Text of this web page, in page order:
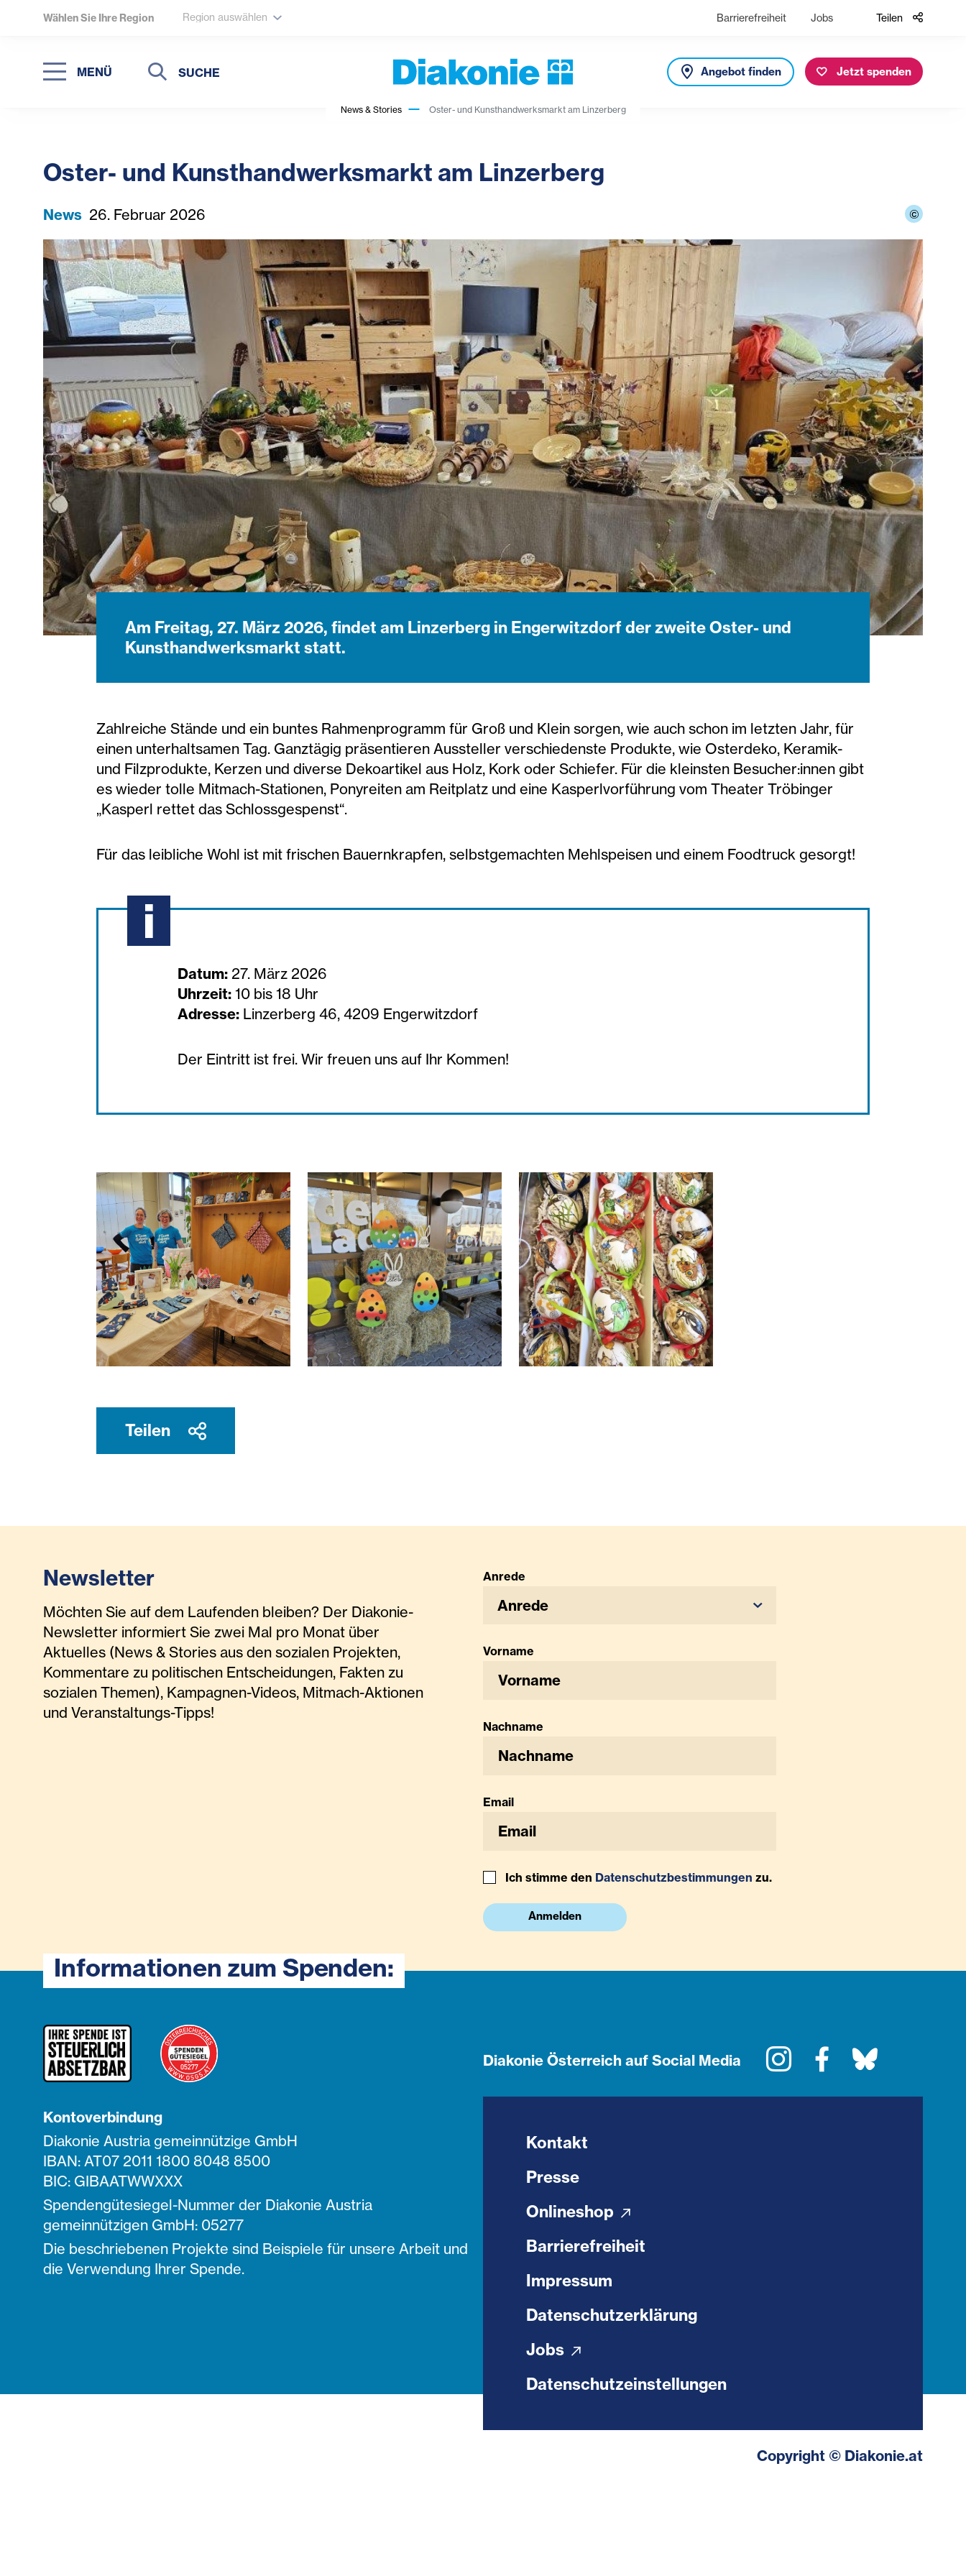
Wählen Sie Ihre Region Region auswählen Barrierefreiheit Jobs Teilen
MENÜ
Suche
Suche
Angebot finden Jetzt spenden
News & Stories Oster- und Kunsthandwerksmarkt am Linzerberg
Oster- und Kunsthandwerksmarkt am Linzerberg
News 26. Februar 2026 ©
Am Freitag, 27. März 2026, findet am Linzerberg in Engerwitzdorf der zweite Oster- und
Kunsthandwerksmarkt statt.
Zahlreiche Stände und ein buntes Rahmenprogramm für Groß und Klein sorgen, wie auch schon im letzten Jahr, für
einen unterhaltsamen Tag. Ganztägig präsentieren Aussteller verschiedenste Produkte, wie Osterdeko, Keramik-
und Filzprodukte, Kerzen und diverse Dekoartikel aus Holz, Kork oder Schiefer. Für die kleinsten Besucher:innen gibt
es wieder tolle Mitmach-Stationen, Ponyreiten am Reitplatz und eine Kasperlvorführung vom Theater Tröbinger
„Kasperl rettet das Schlossgespenst“.
Für das leibliche Wohl ist mit frischen Bauernkrapfen, selbstgemachten Mehlspeisen und einem Foodtruck gesorgt!
Datum: 27. März 2026
Uhrzeit:10 bis 18 Uhr
Adresse: Linzerberg 46, 4209 Engerwitzdorf
Der Eintritt ist frei. Wir freuen uns auf Ihr Kommen!
Teilen
Newsletter
Möchten Sie auf dem Laufenden bleiben? Der Diakonie-
Newsletter informiert Sie zwei Mal pro Monat über
Aktuelles (News & Stories aus den sozialen Projekten,
Kommentare zu politischen Entscheidungen, Fakten zu
sozialen Themen), Kampagnen-Videos, Mitmach-Aktionen
und Veranstaltungs-Tipps!
Anrede
Anrede
Vorname
Nachname
Email
Ich stimme den Datenschutzbestimmungen zu.
Anmelden
Informationen zum Spenden:
Kontoverbindung
Diakonie Austria gemeinnützige GmbH
IBAN: AT07 2011 1800 8048 8500
BIC: GIBAATWWXXX
Spendengütesiegel-Nummer der Diakonie Austria
gemeinnützigen GmbH: 05277
Die beschriebenen Projekte sind Beispiele für unsere Arbeit und
die Verwendung Ihrer Spende.
Diakonie Österreich auf Social Media InstagramFacebook
Kontakt
Presse
Onlineshop
Barrierefreiheit
Impressum
Datenschutzerklärung
Jobs
Datenschutzeinstellungen
Copyright © Diakonie.at